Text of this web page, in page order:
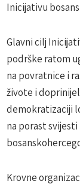
Inicijativu
Glavni cilj
podrške ratom
na povratnice i
živote i
demokratizaciji
na porast
Krovne